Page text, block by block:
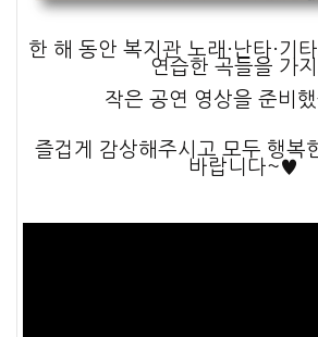
한 해 동안 복지관 노래·난타·기
연습한 곡들을 가
작은 공연 영상을 준비
즐겁게 감상해주시고 모두 행복
바랍니다~♥